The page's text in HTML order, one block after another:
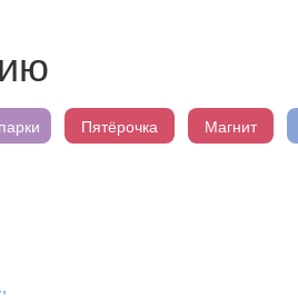
Пятёрочка Магнит